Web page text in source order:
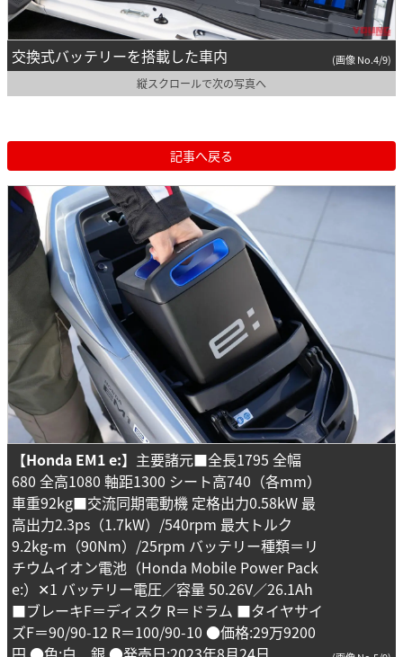
交換式バッテリーを搭載した車内 (画像 No.4/9)
縦スクロールで次の写真へ
記事へ戻る
【Honda EM1 e:】 主要諸元■全長1795 全幅
680 全高1080 軸距1300 シート高740（各mm）
車重92kg■交流同期電動機 定格出力0.58kW 最
高出力2.3ps（1.7kW）/540rpm 最大トルク
9.2kg-m（90Nm）/25rpm バッテリー種類＝リ
チウムイオン電池（Honda Mobile Power Pack
e:）✕1 バッテリー電圧／容量 50.26V／26.1Ah
■ブレーキF＝ディスク R＝ドラム ■タイヤサイ
ズF＝90/90-12 R＝100/90-10 ●価格:29万9200